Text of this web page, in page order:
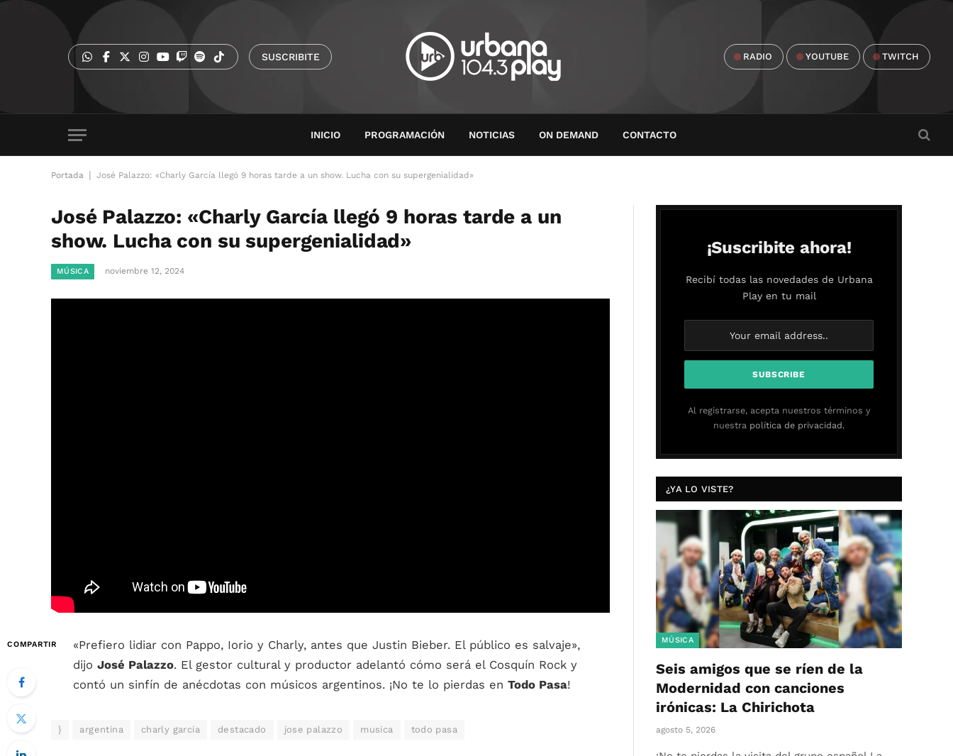
SUSCRIBITE RADIO YOUTUBE TWITCH
INICIO PROGRAMACIÓN NOTICIAS ON DEMAND CONTACTO
Portada José Palazzo: «Charly García llegó 9 horas tarde a un show. Lucha con su supergenialidad»
José Palazzo: «Charly García llegó 9 horas tarde a un
show. Lucha con su supergenialidad»
MÚSICA noviembre 12, 2024
COMPARTIR
«Prefiero lidiar con Pappo, Iorio y Charly, antes que Justin Bieber. El público es salvaje»,
dijo José Palazzo. El gestor cultural y productor adelantó cómo será el Cosquín Rock y
contó un sinfín de anécdotas con músicos argentinos. ¡No te lo pierdas en Todo Pasa!
} argentina charly garcia destacado jose palazzo musica todo pasa
¡Suscribite ahora!
Recibí todas las novedades de Urbana
Play en tu mail
Al registrarse, acepta nuestros términos y
nuestra política de privacidad.
¿YA LO VISTE?
MÚSICA
Seis amigos que se ríen de la
Modernidad con canciones
irónicas: La Chirichota
agosto 5, 2026